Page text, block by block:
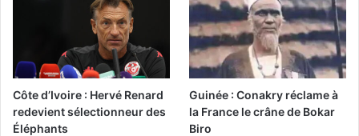
Côte d’Ivoire : Hervé Renard
redevient sélectionneur des
Éléphants
Guinée : Conakry réclame à
la France le crâne de Bokar
Biro